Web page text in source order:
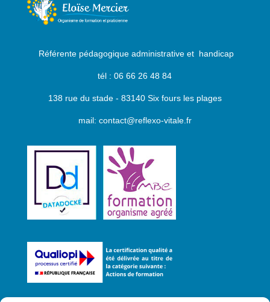
Référente pédagogique administrative et handicap
tél : 06 66 26 48 84
138 rue du stade - 83140 Six fours les plages
mail: contact@reflexo-vitale.fr